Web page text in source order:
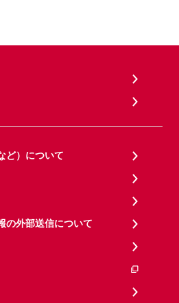
ど）について
の外部送信について